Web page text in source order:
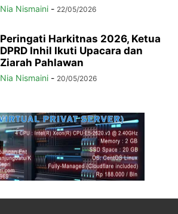
Nia Nismaini - 22/05/2026
Peringati Harkitnas 2026, Ketua
DPRD Inhil Ikuti Upacara dan
Ziarah Pahlawan
Nia Nismaini - 20/05/2026